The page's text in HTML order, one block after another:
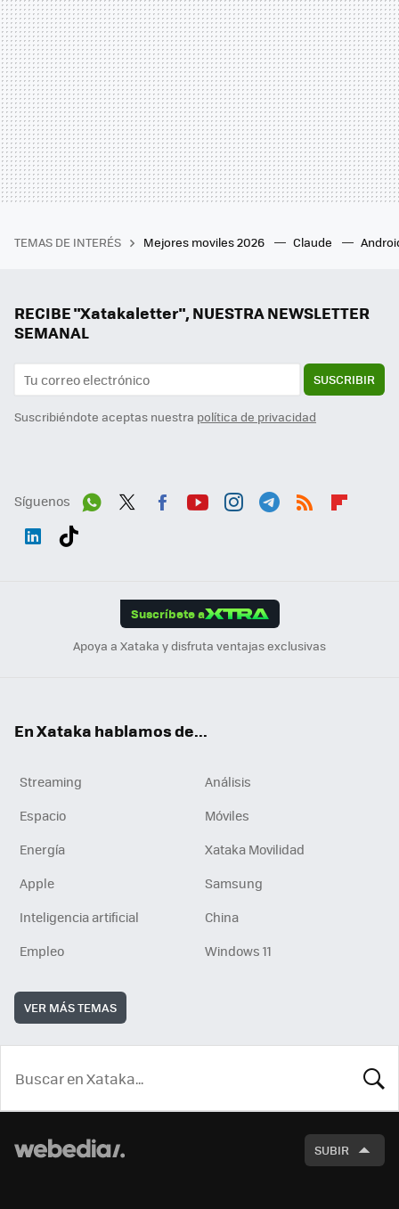
TEMAS DE INTERÉS Mejores moviles 2026 Claude
RECIBE "Xatakaletter", NUESTRA NEWSLETTER
SEMANAL
SUSCRIBIR
Suscribiéndote aceptas nuestra política de privacidad
Síguenos
Suscríbete a
Apoya a Xataka y disfruta ventajas exclusivas
En Xataka hablamos de...
Streaming
Análisis
Espacio
Móviles
Energía
Xataka Movilidad
Apple
Samsung
Inteligencia artificial
China
Empleo
Windows 11
VER MÁS TEMAS
SUBIR